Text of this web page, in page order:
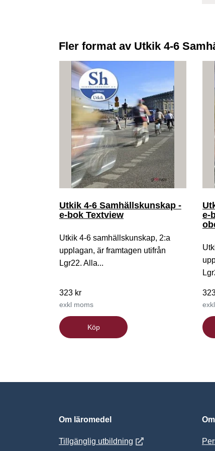
Fler format av Utkik 4-6
Utkik 4-6 Samhällskunskap -
e-bok Textview
Utkik 4-6 samhällskunskap, 2:a
upplagan, är framtagen utifrån
Lgr22. Alla...
323 kr
exkl moms
Köp
e-
Om läromedel
Tillgänglig utbildning Öppnas i nytt fönster